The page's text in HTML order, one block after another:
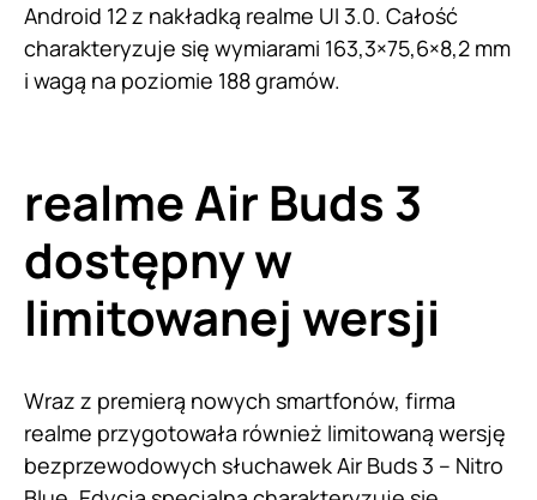
Android 12 z nakładką realme UI 3.0. Całość
charakteryzuje się wymiarami 163,3×75,6×8,2 mm
i wagą na poziomie 188 gramów.
realme Air Buds 3
dostępny w
limitowanej wersji
Wraz z premierą nowych smartfonów, firma
realme przygotowała również limitowaną wersję
bezprzewodowych słuchawek Air Buds 3 – Nitro